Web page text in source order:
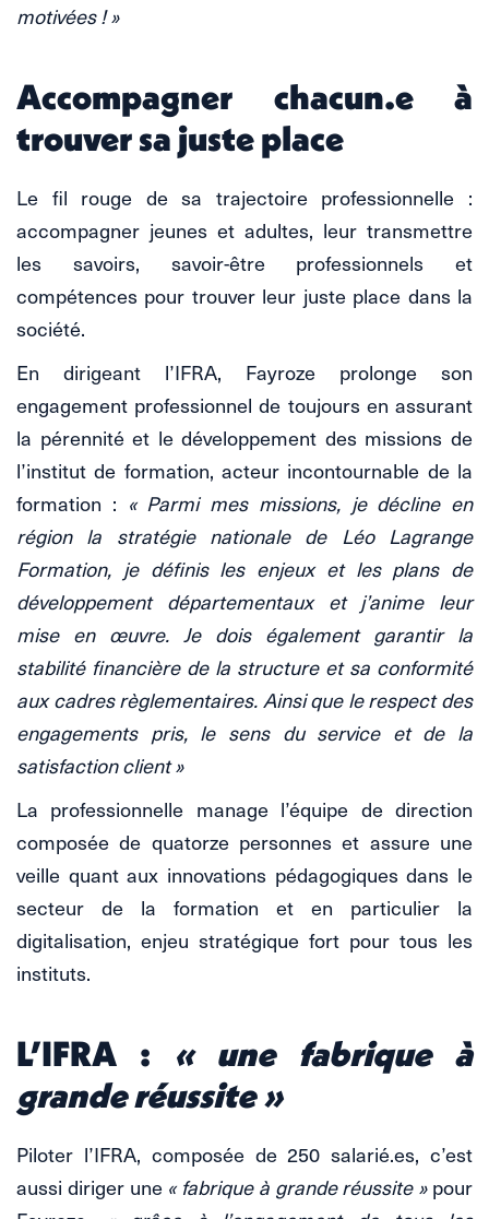
motivées ! »
Accompagner chacun.e à
trouver sa juste place
Le fil rouge de sa trajectoire professionnelle :
accompagner jeunes et adultes, leur transmettre
les savoirs, savoir-être professionnels et
compétences pour trouver leur juste place dans la
société.
En dirigeant l’IFRA, Fayroze prolonge son
engagement professionnel de toujours en assurant
la pérennité et le développement des missions de
l’institut de formation, acteur incontournable de la
formation : « Parmi mes missions, je décline en
région la stratégie nationale de Léo Lagrange
Formation, je définis les enjeux et les plans de
développement départementaux et j’anime leur
mise en œuvre. Je dois également garantir la
stabilité financière de la structure et sa conformité
aux cadres règlementaires. Ainsi que le respect des
engagements pris, le sens du service et de la
satisfaction client »
La professionnelle manage l’équipe de direction
composée de quatorze personnes et assure une
veille quant aux innovations pédagogiques dans le
secteur de la formation et en particulier la
digitalisation, enjeu stratégique fort pour tous les
instituts.
L’IFRA : « une fabrique à
grande réussite »
Piloter l’IFRA, composée de 250 salarié.es, c’est
aussi diriger une « fabrique à grande réussite »pour